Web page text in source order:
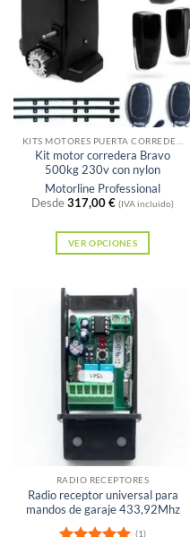
Kit motor corredera Bravo
500kg 230v con nylon
Motorline Professional
Desde317,00€ (IVA incluido)
VER OPCIONES
producto
tiene
múltiples
variantes.
Las
opciones
se
pueden
elegir
en
la
RADIO RECEPTORES
Radio receptor universal para
mandos de garaje 433,92Mhz
(1)